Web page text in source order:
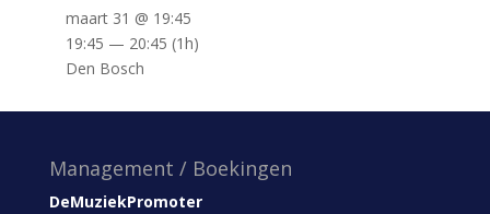
maart 31 @ 19:45
19:45 — 20:45 (1h)
Den Bosch
Management / Boekingen
DeMuziekPromoter